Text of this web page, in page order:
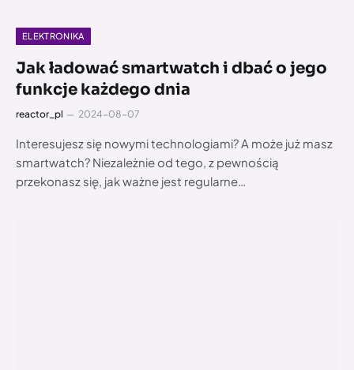
ELEKTRONIKA
Jak ładować smartwatch i dbać o jego
funkcje każdego dnia
reactor_pl 2024-08-07
Interesujesz się nowymi technologiami? A może już masz
smartwatch? Niezależnie od tego, z pewnością
przekonasz się, jak ważne jest regularne…